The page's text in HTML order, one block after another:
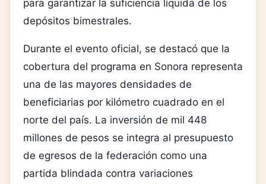
para garantizar la suficiencia líquida de los
depósitos bimestrales.
Durante el evento oficial, se destacó que la
cobertura del programa en Sonora representa
una de las mayores densidades de
beneficiarias por kilómetro cuadrado en el
norte del país. La inversión de mil 448
millones de pesos se integra al presupuesto
de egresos de la federación como una
partida blindada contra variaciones